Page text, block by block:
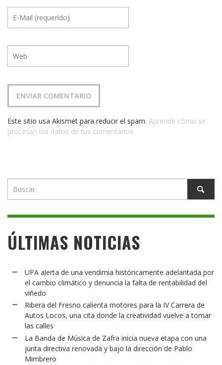
Este sitio usa Akismet para reducir el spam. Aprende cómo se
procesan los datos de tus comentarios.
ÚLTIMAS NOTICIAS
UPA alerta de una vendimia históricamente adelantada por
el cambio climático y denuncia la falta de rentabilidad del
viñedo
Ribera del Fresno calienta motores para la IV Carrera de
Autos Locos, una cita donde la creatividad vuelve a tomar
las calles
La Banda de Música de Zafra inicia nueva etapa con una
junta directiva renovada y bajo la dirección de Pablo
Mimbrero